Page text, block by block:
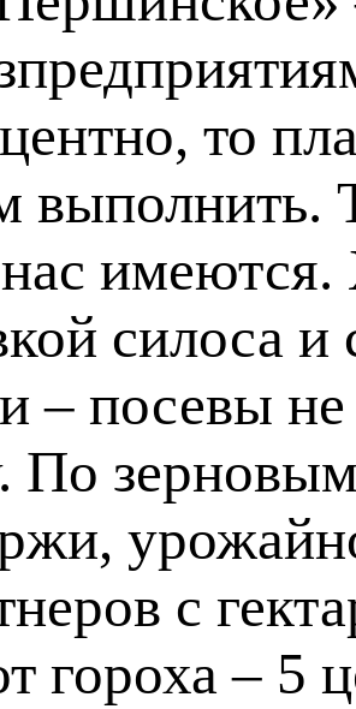
то
выполнить.
имеются.
силоса
– посевы
По
с
гороха – 5